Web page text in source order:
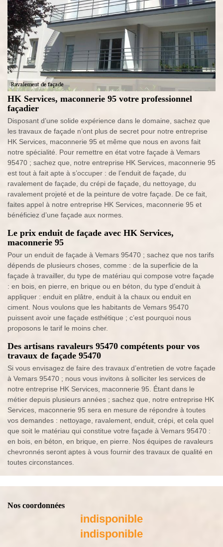
HK Services, maconnerie 95 votre professionnel
façadier
Disposant d’une solide expérience dans le domaine, sachez que
les travaux de façade n’ont plus de secret pour notre entreprise
HK Services, maconnerie 95 et même que nous en avons fait
notre spécialité. Pour remettre en état votre façade à Vemars
95470 ; sachez que, notre entreprise HK Services, maconnerie 95
est tout à fait apte à s’occuper : de l’enduit de façade, du
ravalement de façade, du crépi de façade, du nettoyage, du
ravalement projeté et de la peinture de votre façade. De ce fait,
faites appel à notre entreprise HK Services, maconnerie 95 et
bénéficiez d’une façade aux normes.
Le prix enduit de façade avec HK Services,
maconnerie 95
Pour un enduit de façade à Vemars 95470 ; sachez que nos tarifs
dépends de plusieurs choses, comme : de la superficie de la
façade à travailler, du type de matériau qui compose votre façade
: en bois, en pierre, en brique ou en béton, du type d’enduit à
appliquer : enduit en plâtre, enduit à la chaux ou enduit en
ciment. Nous voulons que les habitants de Vemars 95470
puissent avoir une façade esthétique ; c’est pourquoi nous
proposons le tarif le moins cher.
Des artisans ravaleurs 95470 compétents pour vos
travaux de façade 95470
Si vous envisagez de faire des travaux d’entretien de votre façade
à Vemars 95470 ; nous vous invitons à solliciter les services de
notre entreprise HK Services, maconnerie 95. Étant dans le
métier depuis plusieurs années ; sachez que, notre entreprise HK
Services, maconnerie 95 sera en mesure de répondre à toutes
vos demandes : nettoyage, ravalement, enduit, crépi, et cela quel
que soit le matériau qui constitue votre façade à Vemars 95470 :
en bois, en béton, en brique, en pierre. Nos équipes de ravaleurs
chevronnés seront aptes à vous fournir des travaux de qualité en
toutes circonstances.
Nos coordonnées
indisponible
indisponible